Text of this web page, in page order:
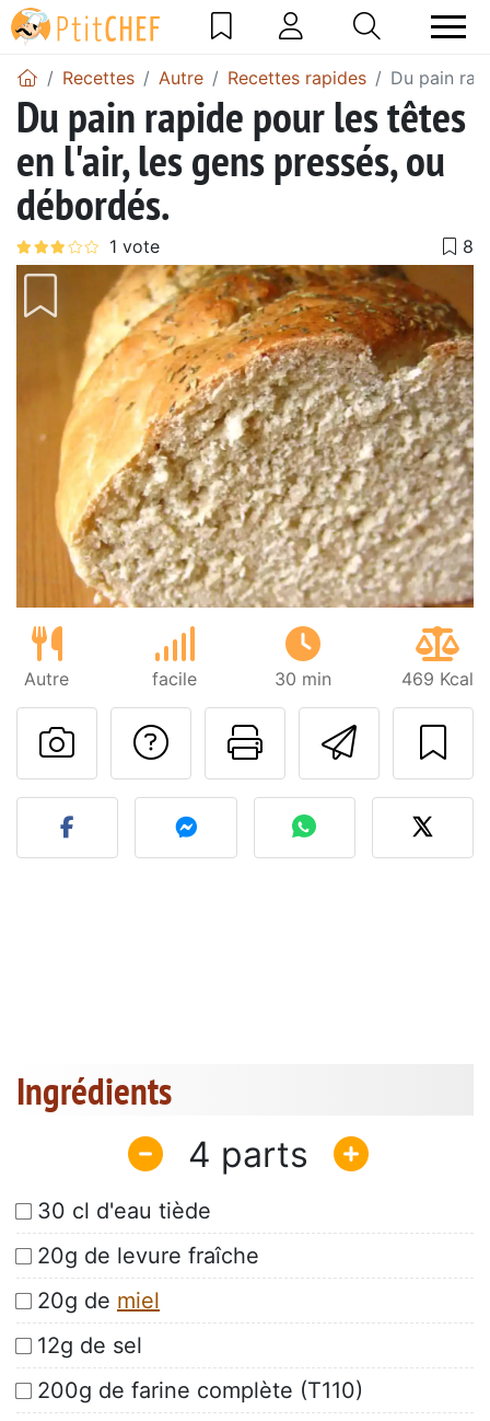
Recettes Autre Recettes rapides Du pain
Du pain rapide pour les têtes
en l'air, les gens pressés, ou
débordés.
Autre facile 30 min 469 Kcal
Imprimer
Poser une
Publier votre photo de
Ingrédients
4
30 cl d'eau tiède
20g de levure fraîche
20g de miel
12g de sel
200g de farine complète (T110)